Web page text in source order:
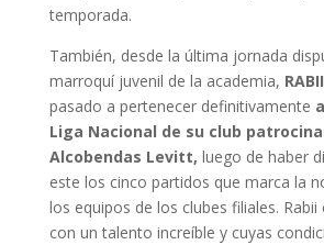
temporada.
También, desde la última jornada
marroquí juvenil de la academia,
pasado a pertenecer definitivamente
Liga Nacional de su club
Alcobendas Levitt, luego de haber
este los cinco partidos que marca la
los equipos de los clubes filiales.
con un talento increíble y cuyas